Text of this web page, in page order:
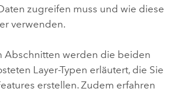
zugreifen muss und wie diese
verwenden.
Abschnitten werden die beiden
Layer-Typen erläutert, die Sie
erstellen. Zudem erfahren